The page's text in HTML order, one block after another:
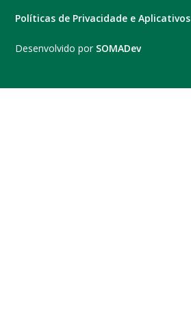
Políticas de Privacidade e Aplicativos
Desenvolvido por SOMADev